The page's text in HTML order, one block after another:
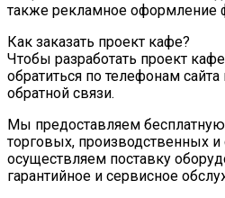
также рекламное оформление
Как заказать проект кафе?
Чтобы разработать проект
обратиться по телефонам
обратной связи.
Мы предоставляем бесплатную
торговых, производственных
осуществляем поставку
гарантийное и сервисное